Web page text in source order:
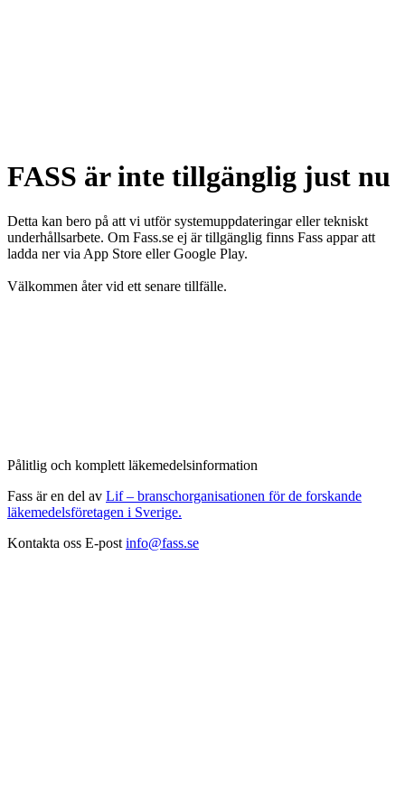
FASS är inte tillgänglig just nu
Detta kan bero på att vi utför systemuppdateringar eller tekniskt
underhållsarbete. Om Fass.se ej är tillgänglig finns Fass appar att
ladda ner via App Store eller Google Play.
Välkommen åter vid ett senare tillfälle.
Pålitlig och komplett läkemedelsinformation
Fass är en del av Lif – branschorganisationen för de forskande
läkemedelsföretagen i Sverige.
Kontakta oss E-post info@fass.se